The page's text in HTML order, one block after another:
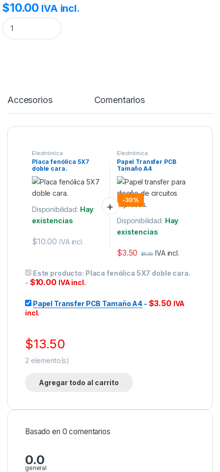
$10.00 IVA incl.
Placa fenólica 5X7 doble cara. cantidad
Accesorios Comentarios
Electrónica
Placa fenólica 5X7
doble cara.
Disponibilidad: Hay
existencias
$10.00 IVA incl.
Electrónica
Papel Transfer PCB
Tamaño A4
-30%
Disponibilidad: Hay
existencias
$3.50 $5.00 IVA incl.
Este producto: Placa fenólica 5X7 doble cara.
- $10.00 IVA incl.
Papel Transfer PCB Tamaño A4- $3.50 IVA
incl.
$13.50
2 elemento(s)
Agregar todo al carrito
Basado en 0 comentarios
0.0
general